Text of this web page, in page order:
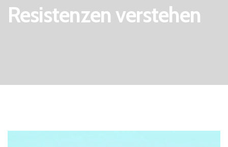
Resistenzen verstehen